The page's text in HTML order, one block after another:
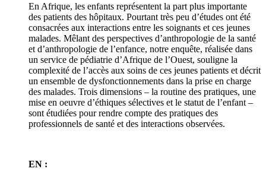
En Afrique, les enfants représentent la part plus importante
des patients des hôpitaux. Pourtant très peu d’études ont été
consacrées aux interactions entre les soignants et ces jeunes
malades. Mêlant des perspectives d’anthropologie de la santé
et d’anthropologie de l’enfance, notre enquête, réalisée dans
un service de pédiatrie d’Afrique de l’Ouest, souligne la
complexité de l’accès aux soins de ces jeunes patients et décrit
un ensemble de dysfonctionnements dans la prise en charge
des malades. Trois dimensions – la routine des pratiques, une
mise en oeuvre d’éthiques sélectives et le statut de l’enfant –
sont étudiées pour rendre compte des pratiques des
professionnels de santé et des interactions observées.
EN :